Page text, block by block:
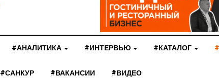
#АНАЛИТИКА #ИНТЕРВЬЮ #КАТАЛОГ
#САНКУР #ВАКАНСИИ #ВИДЕО